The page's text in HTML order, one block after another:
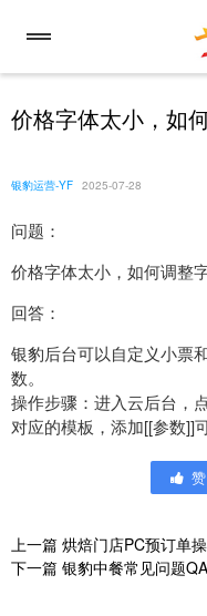
价格字体太小，如
银豹运营-YF 2025-07-28
问题：
价格字体太小，如何调整
回答：
银豹后台可以自定义小票
数。
操作步骤：进入云后台，
对应的模板，添加[[参数]]
赞
上一篇 烘焙门店PC预订单
下一篇 银豹中餐常见问题QA